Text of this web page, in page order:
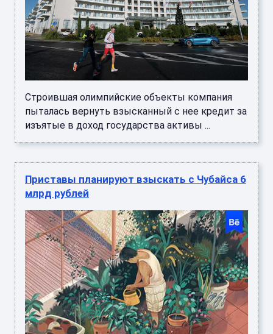
Строившая олимпийские объекты компания
пыталась вернуть взысканный с нее кредит за
изъятые в доход государства активы ...
Приставы планируют взыскать с Чубайса 6
млрд рублей